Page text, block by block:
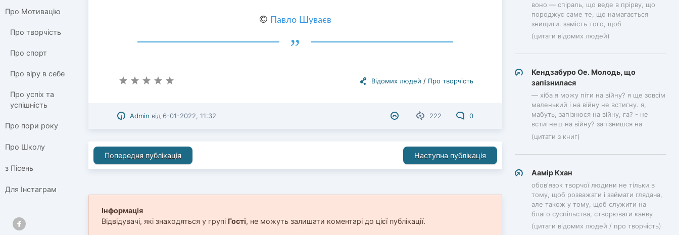
Про Мотивацію
Про творчість
Про спорт
Про віру в себе
Про успіх та
успішність
Про пори року
Про Школу
з Пісень
Для Інстаграм
© Павло Шуваєв
Відомих людей / Про творчість
222 0
Admin від 6-01-2022, 11:32
воно — спіраль, що веде в прірву, що
породжує саме те, що намагається
знищити. замість того, щоб
(цитати відомих людей)
Кендзабуро Ое. Молодь, що
запізнилася
— хіба я можу піти на війну? я ще зовсім
маленький і на війну не встигну. я,
мабуть, запізнюся на війну, га? - не
встигнеш на війну? запізнишся на
(цитати з книг)
Аамір Кхан
обов'язок творчої людини не тільки в
тому, щоб розважати і займати глядача,
але також у тому, щоб служити на
благо суспільства, створювати канву
(цитати відомих людей / про творчість)
Попередня публікація Наступна публікація
Інформація
Відвідувачі, які знаходяться у групі Гості, не можуть залишати коментарі до цієї публікації.